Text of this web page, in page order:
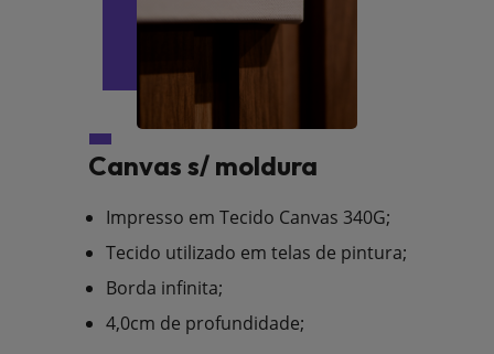
Canvas s/ moldura
Impresso em Tecido Canvas 340G;
Tecido utilizado em telas de pintura;
Borda infinita;
4,0cm de profundidade;